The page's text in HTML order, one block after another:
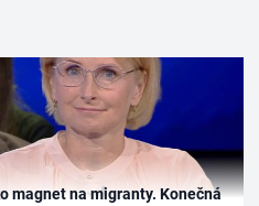
magnet na migranty. Konečná